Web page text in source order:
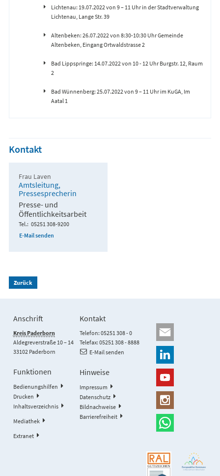
Lichtenau: 19.07.2022 von 9 – 11 Uhr in der Stadtverwaltung
Lichtenau, Lange Str. 39
Altenbeken: 26.07.2022 von 8:30-10:30 Uhr Gemeinde
Altenbeken, Eingang Ortwaldstrasse 2
Bad Lippspringe: 14.07.2022 von 10 - 12 Uhr Burgstr. 12, Raum
2
Bad Wünnenberg: 25.07.2022 von 9 – 11 Uhr im KuGA, Im
Aatal 1
Kontakt
Frau Laven
Amtsleitung,
Pressesprecherin
Presse- und
Öffentlichkeitsarbeit
Tel. 05251 308-9200
E-Mail senden
Zurück
Anschrift
Kreis Paderborn
Aldegreverstraße 10 – 14
33102 Paderborn
Kontakt
Telefon: 05251 308 - 0
Telefax: 05251 308 - 8888
E-Mail senden
Funktionen
Bedienungshilfen
Drucken
Inhaltsverzeichnis
Mediathek
Extranet
Hinweise
Impressum
Datenschutz
Bildnachweise
Barrierefreiheit